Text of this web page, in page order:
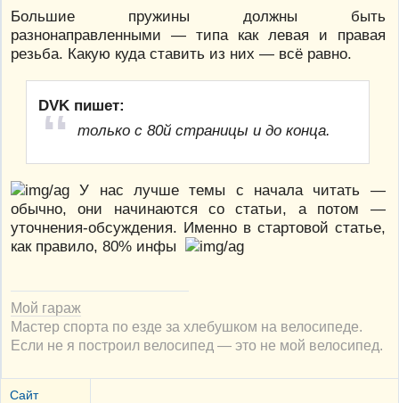
Большие пружины должны быть
разнонаправленными — типа как левая и правая
резьба. Какую куда ставить из них — всё равно.
DVK пишет:
только с 80й страницы и до конца.
У нас лучше темы с начала читать —
обычно, они начинаются со статьи, а потом —
уточнения-обсуждения. Именно в стартовой статье,
как правило, 80% инфы
Мой гараж
Мастер спорта по езде за хлебушком на велосипеде.
Если не я построил велосипед — это не мой велосипед.
Сайт